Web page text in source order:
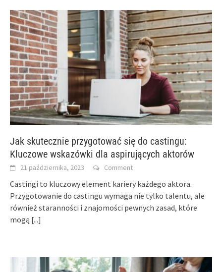
Jak skutecznie przygotować się do castingu:
Kluczowe wskazówki dla aspirujących aktorów
21 października, 2023 Comment
Castingi to kluczowy element kariery każdego aktora.
Przygotowanie do castingu wymaga nie tylko talentu, ale
również staranności i znajomości pewnych zasad, które
mogą [...]